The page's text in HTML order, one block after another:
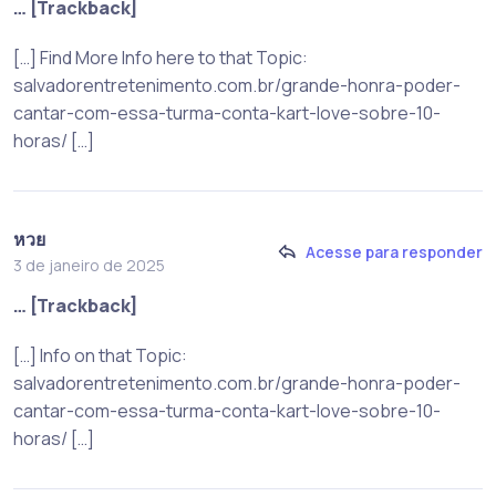
… [Trackback]
[…] Find More Info here to that Topic:
salvadorentretenimento.com.br/grande-honra-poder-
cantar-com-essa-turma-conta-kart-love-sobre-10-
horas/ […]
หวย
3 de janeiro de 2025
Acesse para responder
… [Trackback]
[…] Info on that Topic:
salvadorentretenimento.com.br/grande-honra-poder-
cantar-com-essa-turma-conta-kart-love-sobre-10-
horas/ […]